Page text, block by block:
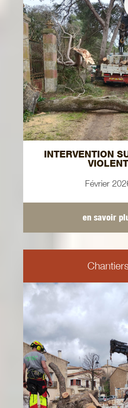
INTERVENTION
VIOLENT
Février
en savoir